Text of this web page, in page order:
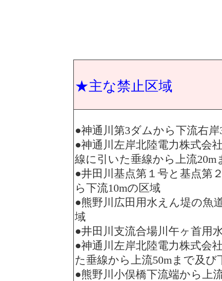
★主な禁止区域
●神通川第3ダムから下流右
●神通川左岸北陸電力株式会
線に引いた垂線から上流
●井田川基点第１号と基点第
ら下流10mの区域
●熊野川広田用水えん堤の魚
域
●井田川支流合場川午ヶ首用
●神通川左岸北陸電力株式会
た垂線から上流50mまで及び
●熊野川小俣橋下流端から上